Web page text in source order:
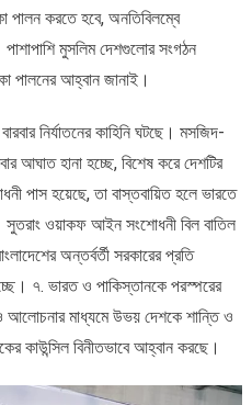
পালন করতে হবে, অনতিবিলম্বে
মুসলিম দেশগুলোর সংগঠন
পালনের আহ্বান জানাই।
নির্যাতনের কাহিনি ঘটছে। মসজিদ-
আঘাত হানা হচ্ছে, বিশেষ করে দেশটির
পাস হয়েছে, তা বাস্তবায়িত হলে ভারতে
ওয়াকফ আইন সংশোধনী বিল বাতিল
অন্তর্বর্তী সরকারের প্রতি
৭. ভারত ও পাকিস্তানকে পরস্পরের
আলোচনার মাধ্যমে উভয় দেশকে শান্তি ও
কাউন্সিল বিনীতভাবে আহ্বান করছে।